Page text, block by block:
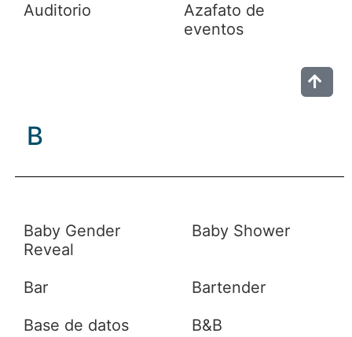
Auditorio
Azafato de
eventos
B
Baby Gender
Reveal
Baby Shower
Bar
Bartender
Base de datos
B&B